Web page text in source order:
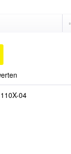
04